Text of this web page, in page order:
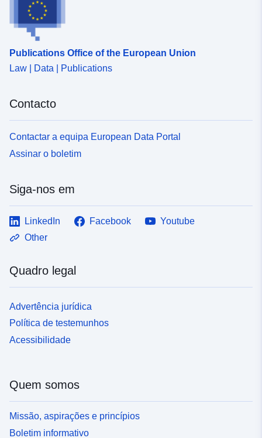
Identificadores:
uriRef:
http://data.europa.eu/88u/dataset/
Publications Office of the European Union
Law | Data | Publications
Contacto
Contactar a equipa European Data Portal
Assinar o boletim
Siga-nos em
LinkedIn Facebook
Youtube
Other
Quadro legal
Advertência jurídica
Política de testemunhos
Acessibilidade
Quem somos
Missão, aspirações e princípios
Boletim informativo